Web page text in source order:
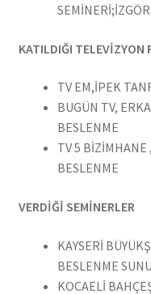
KATILDIĞI TELEVİZYON
TV EM,İPEK
BUGÜN TV,
BESLENME
TV 5 BİZİMHANE
BESLENME
VERDİĞİ SEMİNERLER
KAYSERİ
BESLENME
KOCAELİ